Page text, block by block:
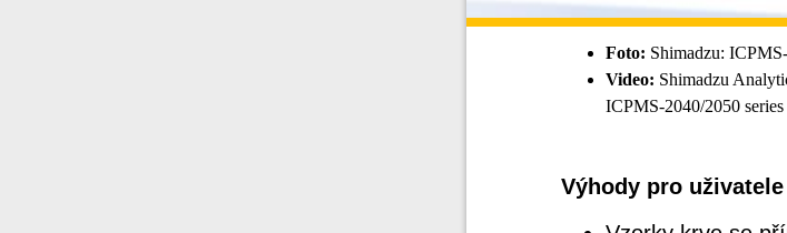
Foto: Shimadzu:
Video: Shimadzu
ICPMS-2040/2050
Výhody pro uživatele